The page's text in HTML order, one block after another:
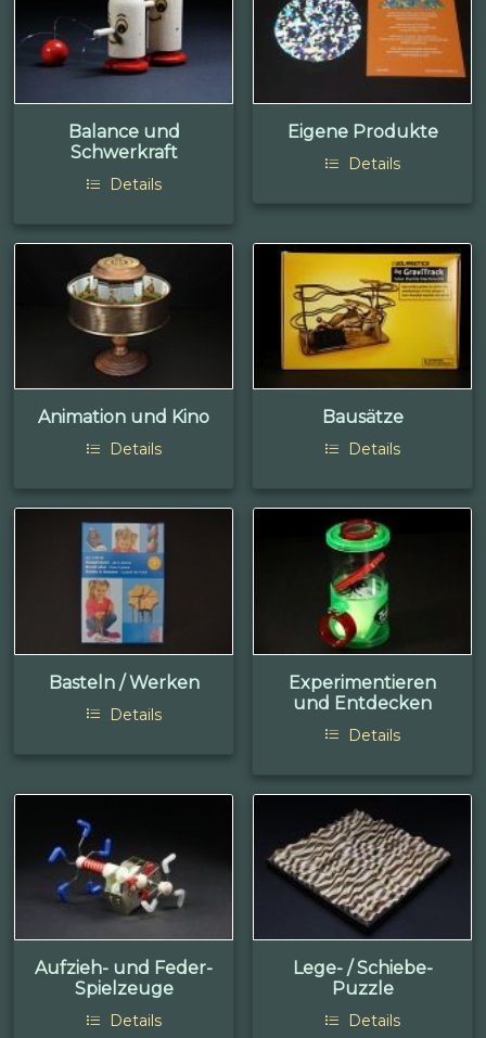
Balance und
Schwerkraft
Details
Eigene Produkte
Details
Animation und Kino
Details
Bausätze
Details
Basteln / Werken
Details
Experimentieren
und Entdecken
Details
Aufzieh- und Feder-
Spielzeuge
Details
Lege- / Schiebe-
Puzzle
Details